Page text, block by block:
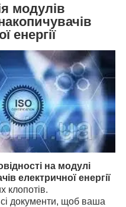
модулів
енергії
на модулі
електричної енергії
клопотів.
документи, щоб ваша